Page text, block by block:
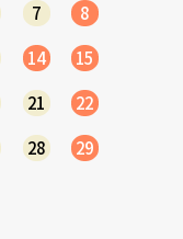
7
8
14
15
21
22
28
29